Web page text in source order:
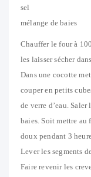
sel
mélange de baies
Chauffer le four à
les laisser sécher
Dans une cocotte
couper en petits
de verre d’eau.
baies. Soit mettre au
doux pendant 3
Lever les segments
Faire revenir les